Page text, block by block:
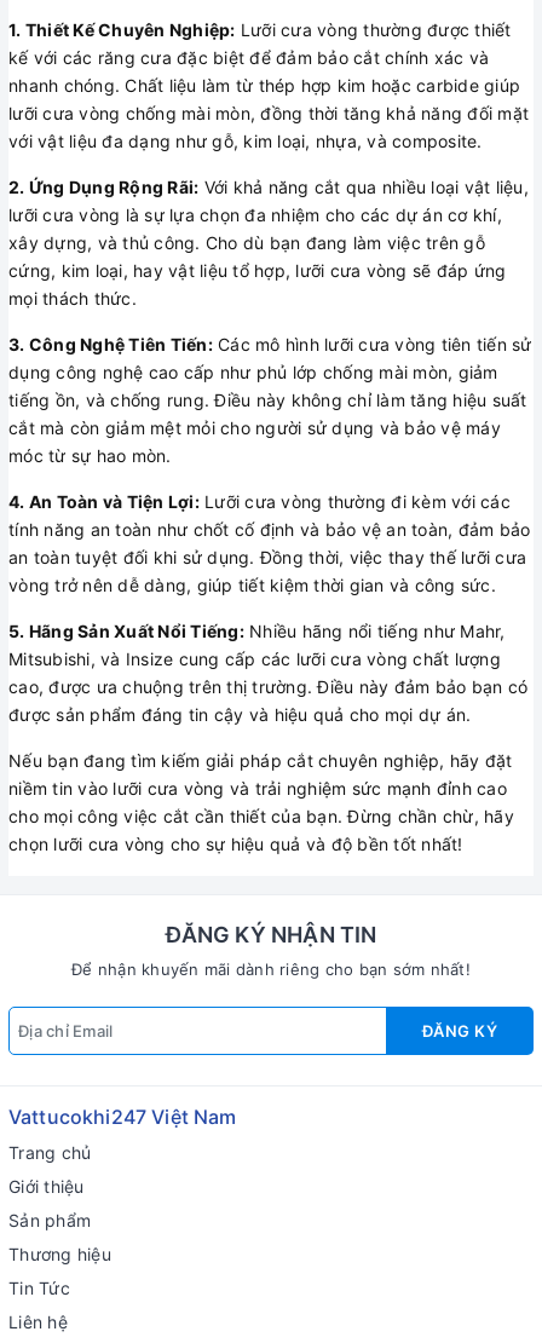
1. Thiết Kế Chuyên Nghiệp: Lưỡi cưa vòng thường được thiết
kế với các răng cưa đặc biệt để đảm bảo cắt chính xác và
nhanh chóng. Chất liệu làm từ thép hợp kim hoặc carbide giúp
lưỡi cưa vòng chống mài mòn, đồng thời tăng khả năng đối mặt
với vật liệu đa dạng như gỗ, kim loại, nhựa, và composite.
2. Ứng Dụng Rộng Rãi: Với khả năng cắt qua nhiều loại vật liệu,
lưỡi cưa vòng là sự lựa chọn đa nhiệm cho các dự án cơ khí,
xây dựng, và thủ công. Cho dù bạn đang làm việc trên gỗ
cứng, kim loại, hay vật liệu tổ hợp, lưỡi cưa vòng sẽ đáp ứng
mọi thách thức.
3. Công Nghệ Tiên Tiến:Các mô hình lưỡi cưa vòng tiên tiến sử
dụng công nghệ cao cấp như phủ lớp chống mài mòn, giảm
tiếng ồn, và chống rung. Điều này không chỉ làm tăng hiệu suất
cắt mà còn giảm mệt mỏi cho người sử dụng và bảo vệ máy
móc từ sự hao mòn.
4. An Toàn và Tiện Lợi:Lưỡi cưa vòng thường đi kèm với các
tính năng an toàn như chốt cố định và bảo vệ an toàn, đảm bảo
an toàn tuyệt đối khi sử dụng. Đồng thời, việc thay thế lưỡi cưa
vòng trở nên dễ dàng, giúp tiết kiệm thời gian và công sức.
5. Hãng Sản Xuất Nổi Tiếng:Nhiều hãng nổi tiếng như Mahr,
Mitsubishi, và Insize cung cấp các lưỡi cưa vòng chất lượng
cao, được ưa chuộng trên thị trường. Điều này đảm bảo bạn có
được sản phẩm đáng tin cậy và hiệu quả cho mọi dự án.
Nếu bạn đang tìm kiếm giải pháp cắt chuyên nghiệp, hãy đặt
niềm tin vào lưỡi cưa vòng và trải nghiệm sức mạnh đỉnh cao
cho mọi công việc cắt cần thiết của bạn. Đừng chần chừ, hãy
chọn lưỡi cưa vòng cho sự hiệu quả và độ bền tốt nhất!
ĐĂNG KÝ NHẬN TIN
Để nhận khuyến mãi dành riêng cho bạn sớm nhất!
ĐĂNG KÝ
Vattucokhi247 Việt Nam
Trang chủ
Giới thiệu
Sản phẩm
Thương hiệu
Tin Tức
Liên hệ